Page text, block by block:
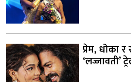
प्रेम, धोका
‘लज्जावती’